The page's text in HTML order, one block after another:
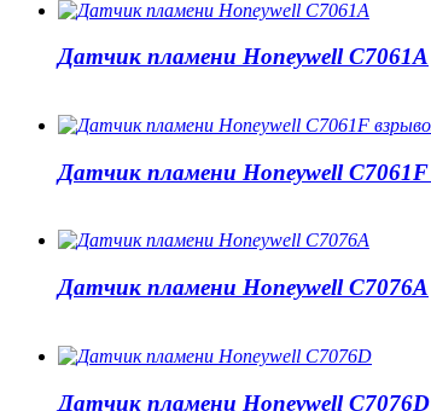
Датчик пламени Honeywell C7061A
Датчик пламени Honeywell
Датчик пламени Honeywell C7076A
Датчик пламени Honeywell C7076D